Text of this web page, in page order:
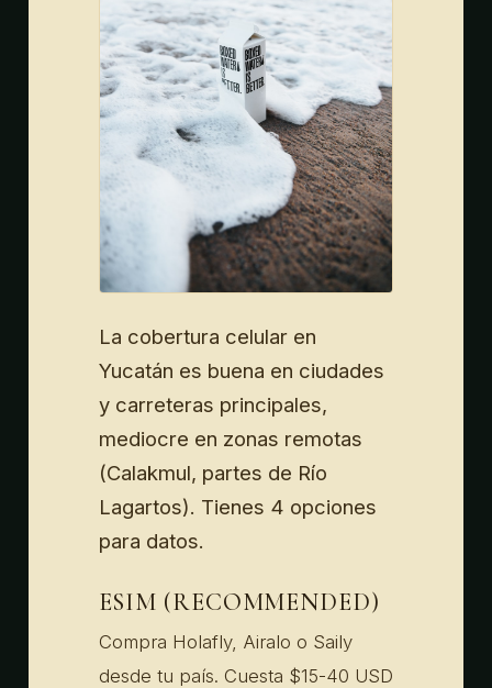
La cobertura celular en
Yucatán es buena en ciudades
y carreteras principales,
mediocre en zonas remotas
(Calakmul, partes de Río
Lagartos). Tienes 4 opciones
para datos.
ESIM (RECOMMENDED)
Compra Holafly, Airalo o Saily
desde tu país. Cuesta $15-40 USD